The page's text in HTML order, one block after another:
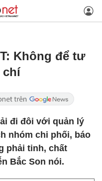
Không để tư
chí
đi đôi với quản lý
nhóm chi phối, báo
phải tinh, chất
Bắc Son nói.